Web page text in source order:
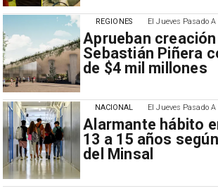
El Jueves Pasado A
Aprueban
Sebastián Piñera
de $4 mil millones
REGIONES
El Jueves Pasado A
Alarmante hábito
13 a 15 años
del Minsal
NACIONAL